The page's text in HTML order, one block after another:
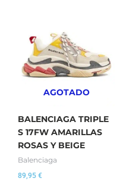
AGOTADO
BALENCIAGA TRIPLE
S 17FW AMARILLAS
ROSAS Y BEIGE
Balenciaga
89,95 €